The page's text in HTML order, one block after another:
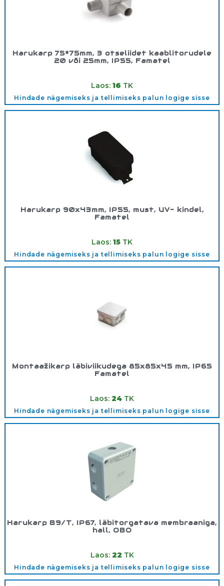
Harukarp 75*75mm, 3 otseliidet kaablitorudele
20 või 25mm, IP55, Famatel
Laos: 16 TK
Hindade nägemiseks ja tellimiseks palun logige sisse
Harukarp 90x43mm, IP55, must, UV- kindel,
Famatel
Laos: 15 TK
Hindade nägemiseks ja tellimiseks palun logige sisse
Montaažikarp läbiviikudega 85x85x45 mm, IP65
Famatel
Laos: 24 TK
Hindade nägemiseks ja tellimiseks palun logige sisse
Harukarp B9/T, IP67, läbitorgatava membraaniga,
hall, OBO
Laos: 22 TK
Hindade nägemiseks ja tellimiseks palun logige sisse